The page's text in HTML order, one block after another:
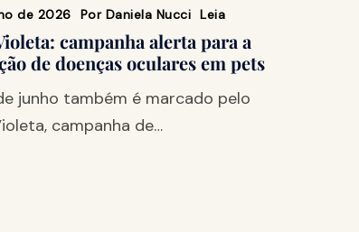
de 2026 Por Daniela Nucci Leia
campanha alerta para a
de doenças oculares em pets
junho também é marcado pelo
campanha de…